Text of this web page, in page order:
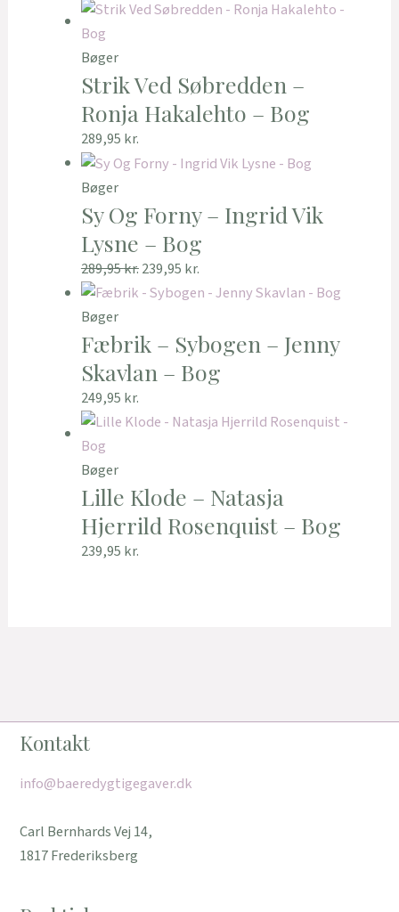
Bøger
Strik Ved Søbredden –
Ronja Hakalehto – Bog
289,95 kr.
Bøger
Sy Og Forny – Ingrid Vik
Lysne – Bog
289,95kr.239,95 kr.
Bøger
Fæbrik – Sybogen – Jenny
Skavlan – Bog
249,95 kr.
Bøger
Lille Klode – Natasja
Hjerrild Rosenquist – Bog
239,95 kr.
Kontakt
info@baeredygtigegaver.dk
Carl Bernhards Vej 14,
1817 Frederiksberg